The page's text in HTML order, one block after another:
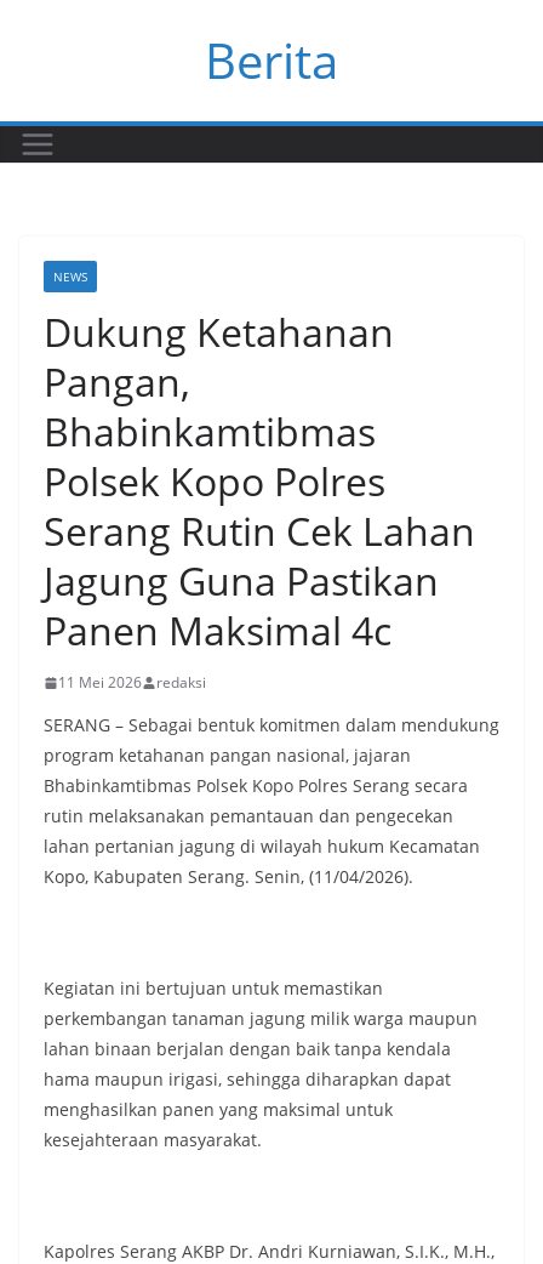
Berita
NEWS
Dukung Ketahanan
Pangan,
Bhabinkamtibmas
Polsek Kopo Polres
Serang Rutin Cek Lahan
Jagung Guna Pastikan
Panen Maksimal 4c
11 Mei 2026 redaksi
SERANG – Sebagai bentuk komitmen dalam mendukung
program ketahanan pangan nasional, jajaran
Bhabinkamtibmas Polsek Kopo Polres Serang secara
rutin melaksanakan pemantauan dan pengecekan
lahan pertanian jagung di wilayah hukum Kecamatan
Kopo, Kabupaten Serang. Senin, (11/04/2026).
Kegiatan ini bertujuan untuk memastikan
perkembangan tanaman jagung milik warga maupun
lahan binaan berjalan dengan baik tanpa kendala
hama maupun irigasi, sehingga diharapkan dapat
menghasilkan panen yang maksimal untuk
kesejahteraan masyarakat.
Kapolres Serang AKBP Dr. Andri Kurniawan, S.I.K., M.H.,